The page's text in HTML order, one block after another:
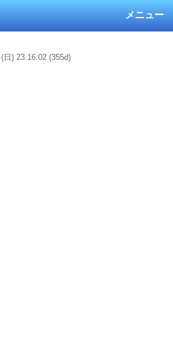
メニュー
日) 23:16:02 (355d)